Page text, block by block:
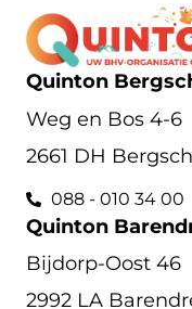
Quinton
Weg en Bos 4-6
2661 DH
088 - 010 34 00
Quinton
Bijdorp-Oost 46
2992 LA